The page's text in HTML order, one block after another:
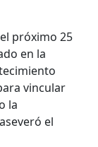
próximo 25
en la
vincular
la
el